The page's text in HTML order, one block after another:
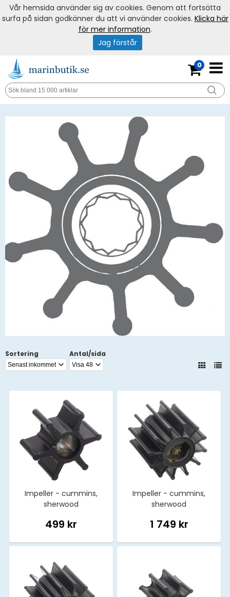
0
Sortering Antal/sida
Impeller - cummins,
sherwood
499 kr
Impeller - cummins,
sherwood
1 749 kr
Vår hemsida använder sig av cookies. Genom att fortsätta
surfa på sidan godkänner du att vi använder cookies. Klicka här
för mer information.
Jag förstår